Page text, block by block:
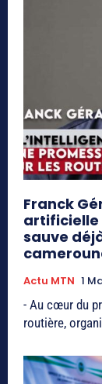
Franck
artificielle
sauve
Actu MTN 1
- Au cœur du
routière,